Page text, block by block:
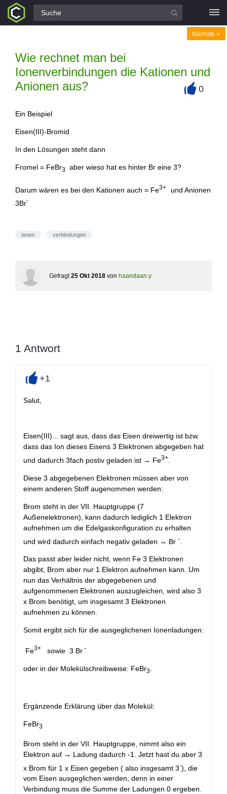
Alle Fragen
Wie rechnet man bei
Ionenverbindungen die Kationen und
Anionen aus?
Nächste »
0
Ein Beispiel
Eisen(III)-Bromid
In den Lösungen steht dann
Fromel = FeBr3 aber wieso hat es hinter Br eine 3?
Darum wären es bei den Kationen auch = Fe3+ und Anionen
3Br-
ionen verbindungen
Gefragt 25 Okt 2018 von haandaan.y
1 Antwort
+1
Salut,
Eisen(III)... sagt aus, dass das Eisen dreiwertig ist bzw.
dass das Ion dieses Eisens 3 Elektronen abgegeben hat
und dadurch 3fach postiv geladen ist → Fe3+
Diese 3 abgegebenen Elektronen müssen aber von
einem anderen Stoff augenommen werden:
Brom steht in der VII. Hauptgruppe (7
Außenelektronen), kann dadurch lediglich 1 Elektron
aufnehmen um die Edelgaskonfiguration zu erhalten
und wird dadurch einfach negativ geladen → Br -
Das passt aber leider nicht, wenn Fe 3 Elektronen
abgibt, Brom aber nur 1 Elektron aufnehmen kann. Um
nun das Verhältnis der abgegebenen und
aufgenommenen Elektronen auszugleichen, wird also 3
x Brom benötigt, um insgesamt 3 Elektronen
aufnehmen zu können.
Somit ergibt sich für die ausgeglichenen Ionenladungen:
Fe3+ sowie 3 Br -
oder in der Molekülschreibweise: FeBr3
Ergänzende Erklärung über das Molekül:
FeBr3
Brom steht in der VII. Hauptgruppe, nimmt also ein
Elektron auf → Ladung dadurch -1. Jetzt hast du aber 3
x Brom für 1 x Eisen gegeben ( also insgesamt 3-), die
vom Eisen ausgeglichen werden, denn in einer
Verbindung muss die Summe der Ladungen 0 ergeben.